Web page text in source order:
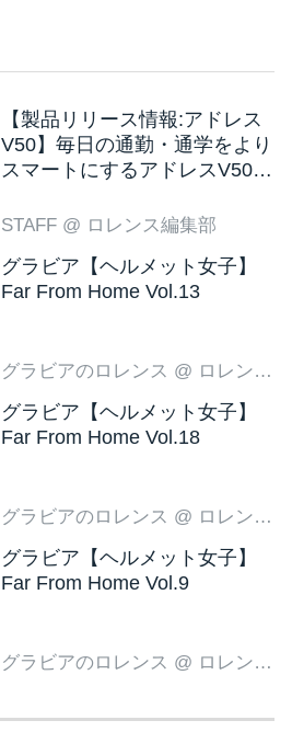
【製品リリース情報:アドレス
V50】毎日の通勤・通学をより
スマートにするアドレスV50
STAFF @ ロレンス編集部
グラビア【ヘルメット女子】
Far From Home Vol.13
グラビアのロレンス @ ロレンス編集部
グラビア【ヘルメット女子】
Far From Home Vol.18
グラビアのロレンス @ ロレンス編集部
グラビア【ヘルメット女子】
Far From Home Vol.9
グラビアのロレンス @ ロレンス編集部